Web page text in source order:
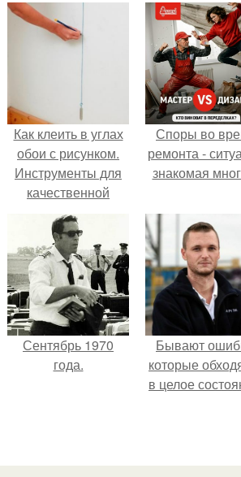
Как клеить в углах
обои с рисунком.
Инструменты для
качественной
отделки
Споры во
ремонта -
знакомая
Сентябрь 1970
года.
Бывают
которые
в целое